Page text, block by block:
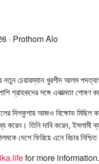
· Prothom Alo
নতুন চেয়ারম্যান খুরশীদ আলম
গ্রাহকদের সঙ্গে একাত্মতা পোষণ
দিলকুশায় আজও বিক্ষোভ
করেন। তিনি দাবি করেন,
দেশে ফিরিয়ে এনে বিচার
for more information.